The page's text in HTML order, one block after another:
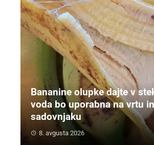
Bananine olupke dajte v
voda bo uporabna na vrtu
sadovnjaku
8. avgusta 2026